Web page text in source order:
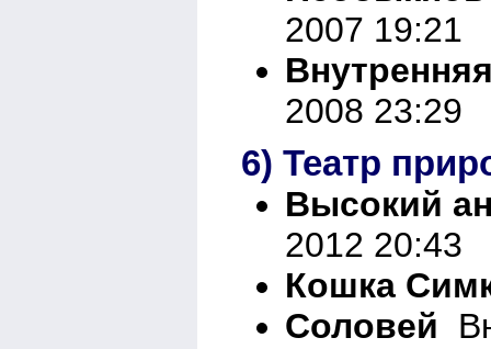
2007 19:21
2008 23:29
6) Театр
Высокий
2012 20:43
Кошка
Соловей